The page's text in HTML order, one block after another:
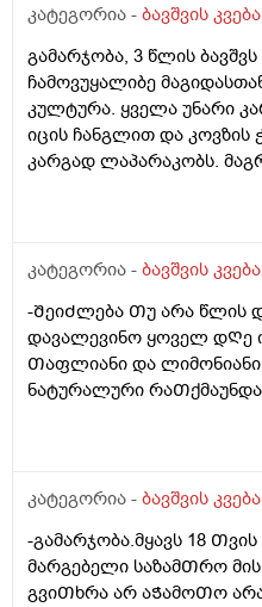
კატეგორია - ბავშვის კვება
გამარჯობა, 3 წლის
ჩამოვუყალიბე
კულტურა. ყველა უნარი
იცის ჩანგლით და კოვზის
კარგად ლაპარაკობს.
გავაგებინე ის, თუ რა
განმავლობაში ჭამს
და საკვებისთვის
არც არაფერს აყოლებს
საჭმელს ჭამს,
ჭამს, მერე კიდევ
მირჩიეთ რამე, ან
სამზარეულოდან ვერ
კატეგორია - ბავშვის კვება
-ᲨეიᲫლება Თუ არა წლის
დავალევინო ყოველ დᲦე
Თაფლიანი და
ნატურალური რაᲗქმაუნდა
კატეგორია - ბავშვის კვება
-გამარჯობა.მყავს 18
მარგებელი საზამᲗრო
გვიᲗხრა არ აᲭამოᲗო